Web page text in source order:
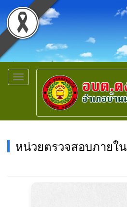
Toggle
navigation
หน่วยตรวจสอบภายใน